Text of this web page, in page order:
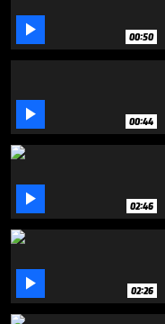
minute,
seconds
 00:50
 00:44
 02:46
 02:26